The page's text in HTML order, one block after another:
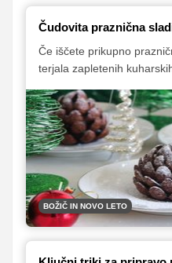
Čudovita praznična
Če iščete prikupno
terjala zapletenih
boste pripravili, kot bi
zaupate tudi otrokom.
bo navdušila tako s
odličnim okusom.
BOŽIČ IN NOVO LETO